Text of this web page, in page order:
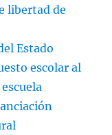
libertad de
Estado
escolar al